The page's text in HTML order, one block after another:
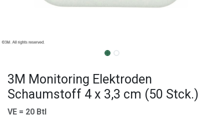
3M Monitoring Elektroden
Schaumstoff 4 x 3,3 cm (50 Stck.)
VE = 20 Btl